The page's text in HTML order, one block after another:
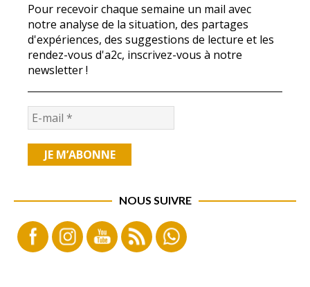
Pour recevoir chaque semaine un mail avec
notre analyse de la situation, des partages
d'expériences, des suggestions de lecture et les
rendez-vous d'a2c, inscrivez-vous à notre
newsletter !
NOUS SUIVRE